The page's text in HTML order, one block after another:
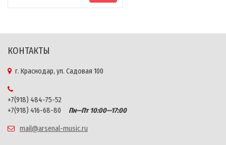
КОНТАКТЫ
г. Краснодар, ул. Садовая 100
+7(918) 484-75-52
+7(918) 416-68-80
Пн—Пт 10:00—17:00
mail@arsenal-music.ru